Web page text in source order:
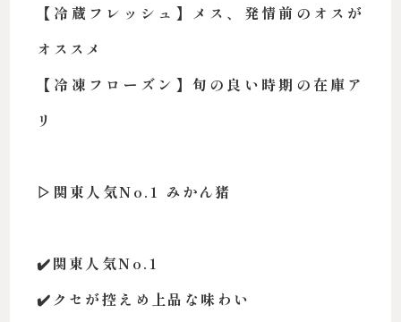
【冷蔵フレッシュ】メス、発情前のオスが
オススメ
【冷凍フローズン】旬の良い時期の在庫ア
リ
▷関東人気No.1 みかん猪
✔️関東人気No.1
✔️クセが控えめ上品な味わい